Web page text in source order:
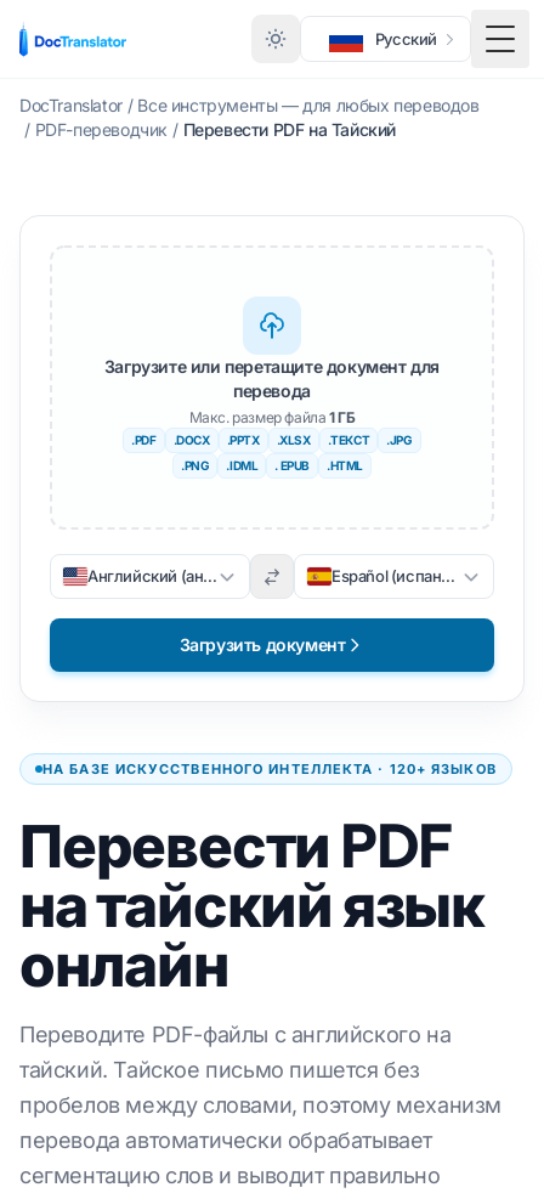
Русский
DocTranslator / Все инструменты — для любых переводов
/ PDF-переводчик / Перевести PDF на Тайский
НА БАЗЕ ИСКУССТВЕННОГО ИНТЕЛЛЕКТА · 120+ ЯЗЫКОВ
Перевести PDF
на тайский язык
онлайн
Переводите PDF-файлы с английского на
тайский. Тайское письмо пишется без
пробелов между словами, поэтому механизм
перевода автоматически обрабатывает
сегментацию слов и выводит правильно
Загрузите или перетащите документ для
перевода
Макс. размер файла 1 ГБ
.PDF .DOCX .PPTX .XLSX .ТЕКСТ
.JPG
.PNG
.IDML . EPUB .HTML
Английский (английский) Español (испанский)
Загрузить документ